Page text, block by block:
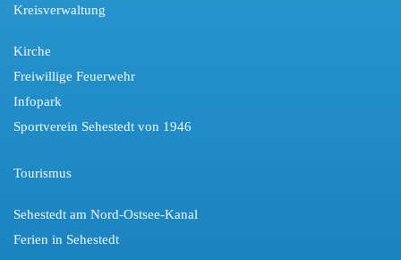
Kreisverwaltung
Kirche
Freiwillige Feuerwehr
Infopark
Sportverein Sehestedt von 1946
Tourismus
Sehestedt am Nord-Ostsee-Kanal
Ferien in Sehestedt